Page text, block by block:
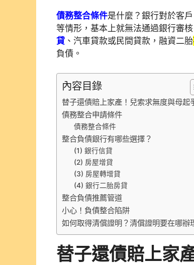
債務整合條件是什麼？銀行對於客
等情形，基本上就無法通過銀行審
貸 、汽車貸款或民間貸款， 融資二胎
負債。
內容目錄
替子還債賠上家產！兒索求無度與母起
債務整合申請條件
債務整合條件
整合負債銀行有哪些選擇？
(1) 銀行信貸
(2) 房屋增貸
(3) 房屋轉增貸
(4) 銀行二胎房貸
整合負債推薦管道
小心！負債整合陷阱
如何取得清償證明？清償證明要在哪辦
替子還債賠上家